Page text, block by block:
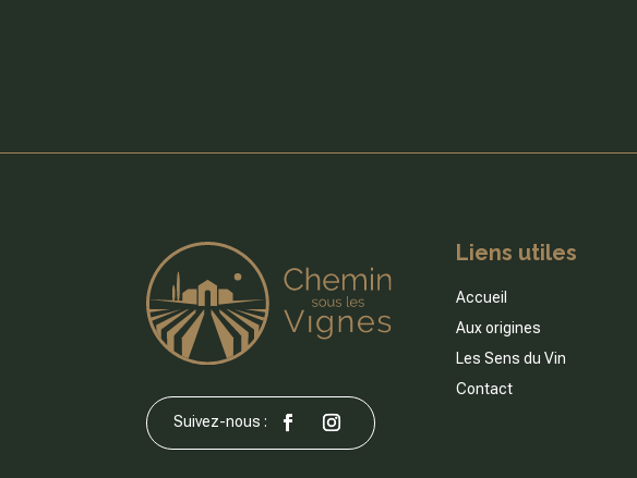
Liens utiles
Accueil
Aux origines
Les Sens du Vin
Contact